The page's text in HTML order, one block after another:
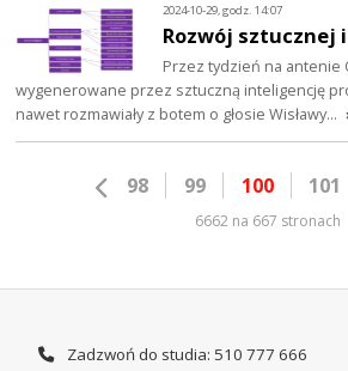
2024-10-29, godz. 14:07
Rozwój
Przez tydzień na antenie
wygenerowane przez sztuczną inteligencję
nawet rozmawiały z botem o głosie Wisławy…
98 99 100 101
6662 na 667 stronach
Zadzwoń do studia: 510 777 666